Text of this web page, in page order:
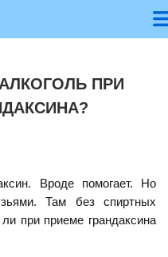
ПРИ
Вроде помогает. Но
Там без спиртных
при приеме грандаксина